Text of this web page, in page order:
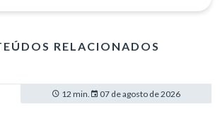
RELACIONADOS
12 min. 07 de agosto de 2026